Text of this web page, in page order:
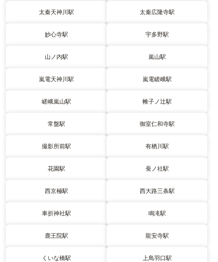
太秦天神川駅 太秦広隆寺駅
妙心寺駅 宇多野駅
山ノ内駅 嵐山駅
嵐電天神川駅 嵐電嵯峨駅
嵯峨嵐山駅 帷子ノ辻駅
常盤駅 御室仁和寺駅
撮影所前駅 有栖川駅
花園駅 蚕ノ社駅
西京極駅 西大路三条駅
車折神社駅 鳴滝駅
鹿王院駅 龍安寺駅
くいな橋駅 上鳥羽口駅